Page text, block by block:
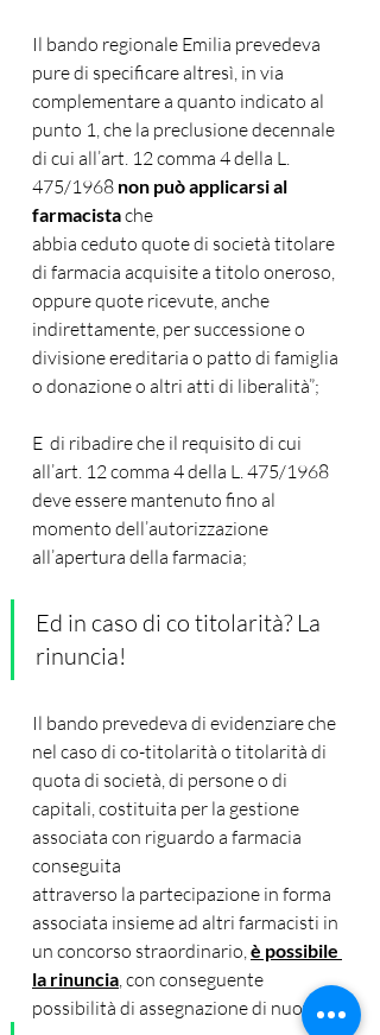
Il bando regionale Emilia prevedeva
pure di specificare altresì, in via
complementare a quanto indicato al
punto 1, che la preclusione decennale
di cui all’art. 12 comma 4 della L.
475/1968 non può applicarsi al
farmacista che
abbia ceduto quote di società titolare
di farmacia acquisite a titolo oneroso,
oppure quote ricevute, anche
indirettamente, per successione o
divisione ereditaria o patto di famiglia
o donazione o altri atti di liberalità”;
E  di ribadire che il requisito di cui
all’art. 12 comma 4 della L. 475/1968
deve essere mantenuto fino al
momento dell’autorizzazione
all’apertura della farmacia;
Ed in caso di co titolarità? La
rinuncia!
Il bando prevedeva di evidenziare che
nel caso di co-titolarità o titolarità di
quota di società, di persone o di
capitali, costituita per la gestione
associata con riguardo a farmacia
conseguita
attraverso la partecipazione in forma
associata insieme ad altri farmacisti in
un concorso straordinario, è possibile
la rinuncia, con conseguente
possibilità di assegnazione di nuova